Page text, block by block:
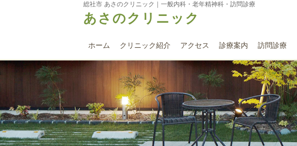
総社市 あさのクリニック｜一般内科・老年精神科・訪問診療
あさのクリニック
ホーム クリニック紹介 アクセス 診療案内 訪問診療